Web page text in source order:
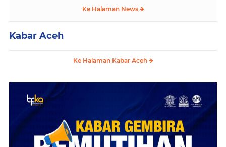
Ke Halaman News
Kabar Aceh
Ke Halaman Kabar Aceh